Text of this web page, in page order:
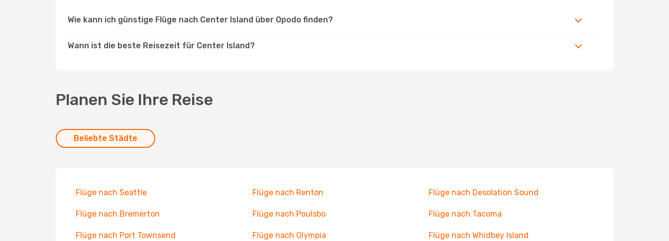
Wie kann ich günstige Flüge nach Center Island über Opodo finden?
Wann ist die beste Reisezeit für Center Island?
Planen Sie Ihre Reise
Beliebte Städte
Flüge nach Seattle Flüge nach Renton Flüge nach Desolation Sound
Flüge nach Bremerton Flüge nach Poulsbo Flüge nach Tacoma
Flüge nach Port Townsend Flüge nach Olympia Flüge nach Whidbey Island